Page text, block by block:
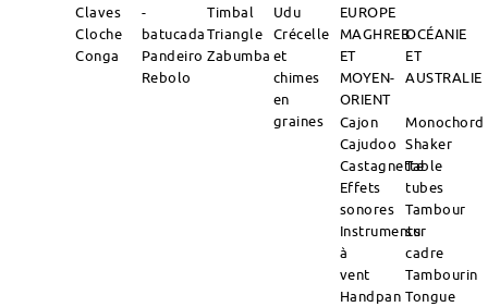
Claves
Cloche
Conga
-
batucada
Pandeiro
Rebolo
Timbal
Triangle
Zabumba
Udu
Crécelle
et
chimes
en
graines
EUROPE
MAGHREB
ET
MOYEN-
ORIENT
OCÉANIE
ET
AUSTRALIE
Cajon
Cajudoo
Castagnette
Effets
sonores
Instruments
à
vent
Handpan
Monochord
Shaker
Table
tubes
Tambour
sur
cadre
Tambourin
Tongue